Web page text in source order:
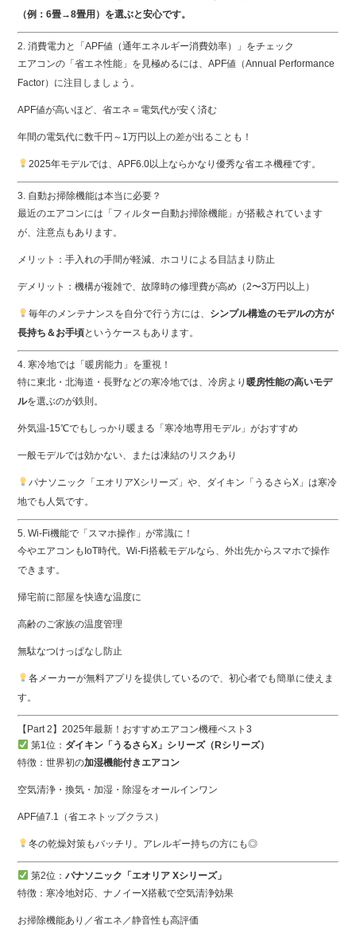
（例：6畳→8畳用）を選ぶと安心です。
2. 消費電力と「APF値（通年エネルギー消費効率）」をチェック
エアコンの「省エネ性能」を見極めるには、APF値（Annual Performance
Factor）に注目しましょう。
APF値が高いほど、省エネ＝電気代が安く済む
年間の電気代に数千円～1万円以上の差が出ることも！
2025年モデルでは、APF6.0以上ならかなり優秀な省エネ機種です。
3. 自動お掃除機能は本当に必要？
最近のエアコンには「フィルター自動お掃除機能」が搭載されています
が、注意点もあります。
メリット：手入れの手間が軽減、ホコリによる目詰まり防止
デメリット：機構が複雑で、故障時の修理費が高め（2〜3万円以上）
毎年のメンテナンスを自分で行う方には、 シンプル構造のモデルの方が
長持ち＆お手頃というケースもあります。
4. 寒冷地では「暖房能力」を重視！
特に東北・北海道・長野などの寒冷地では、冷房より暖房性能の高いモデ
ルを選ぶのが鉄則。
外気温-15℃でもしっかり暖まる「寒冷地専用モデル」がおすすめ
一般モデルでは効かない、または凍結のリスクあり
パナソニック「エオリアXシリーズ」や、ダイキン「うるさらX」は寒冷
地でも人気です。
5. Wi-Fi機能で「スマホ操作」が常識に！
今やエアコンもIoT時代。Wi-Fi搭載モデルなら、外出先からスマホで操作
できます。
帰宅前に部屋を快適な温度に
高齢のご家族の温度管理
無駄なつけっぱなし防止
各メーカーが無料アプリを提供しているので、初心者でも簡単に使えま
す。
【Part 2】2025年最新！おすすめエアコン機種ベスト3
第1位： ダイキン「うるさらX」シリーズ（Rシリーズ）
特徴：世界初の加湿機能付きエアコン
空気清浄・換気・加湿・除湿をオールインワン
APF値7.1（省エネトップクラス）
冬の乾燥対策もバッチリ。アレルギー持ちの方にも◎
第2位：パナソニック「エオリア Xシリーズ」
特徴：寒冷地対応、ナノイーX搭載で空気清浄効果
お掃除機能あり／省エネ／静音性も高評価